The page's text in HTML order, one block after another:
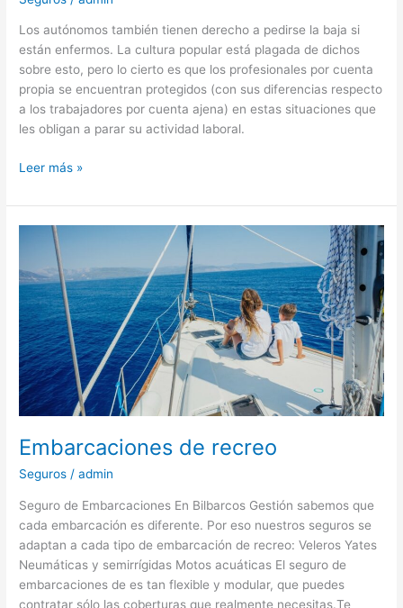
Los autónomos también tienen derecho a pedirse la baja si
están enfermos. La cultura popular está plagada de dichos
sobre esto, pero lo cierto es que los profesionales por cuenta
propia se encuentran protegidos (con sus diferencias respecto
a los trabajadores por cuenta ajena) en estas situaciones que
les obligan a parar su actividad laboral.
Leer más »
Embarcaciones de recreo
Seguros /admin
Seguro de Embarcaciones En Bilbarcos Gestión sabemos que
cada embarcación es diferente. Por eso nuestros seguros se
adaptan a cada tipo de embarcación de recreo: Veleros Yates
Neumáticas y semirrígidas Motos acuáticas El seguro de
embarcaciones de es tan flexible y modular, que puedes
contratar sólo las coberturas que realmente necesitas.Te
Embarcaciones
recreo